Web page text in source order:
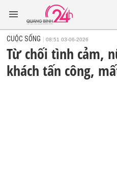
CUỘC SỐNG 08:51 03-06-2026
Từ chối tình cảm,
khách tấn công,